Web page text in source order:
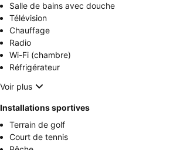
Salle de bains avec douche
Télévision
Chauffage
Radio
Wi-Fi (chambre)
Réfrigérateur
Voir plus
Installations sportives
Terrain de golf
Court de tennis